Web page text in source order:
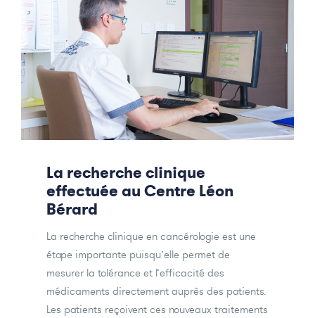
La recherche clinique
effectuée au Centre Léon
Bérard
La recherche clinique en cancérologie est une
étape importante puisqu’elle permet de
mesurer la tolérance et l’efficacité des
médicaments directement auprès des patients.
Les patients reçoivent ces nouveaux traitements